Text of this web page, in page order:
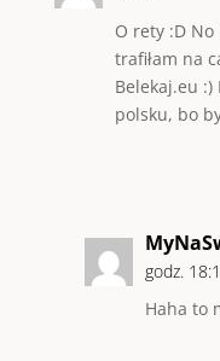
O rety :D No
trafiłam na
Belekaj.eu
polsku, bo
godz.
Haha to